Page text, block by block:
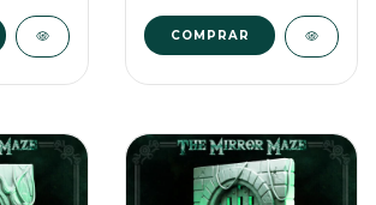
COMPRAR